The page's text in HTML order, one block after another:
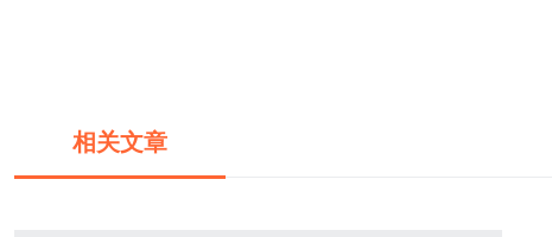
相关文章